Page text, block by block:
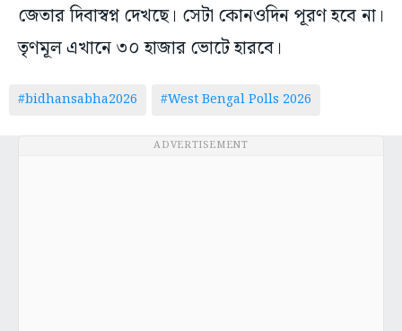
জেতার দিবাস্বপ্ন দেখছে। সেটা কোনওদিন পূরণ হবে না।
তৃণমূল এখানে ৩০ হাজার ভোটে হারবে।
#bidhansabha2026 #West Bengal Polls 2026
ADVERTISEMENT